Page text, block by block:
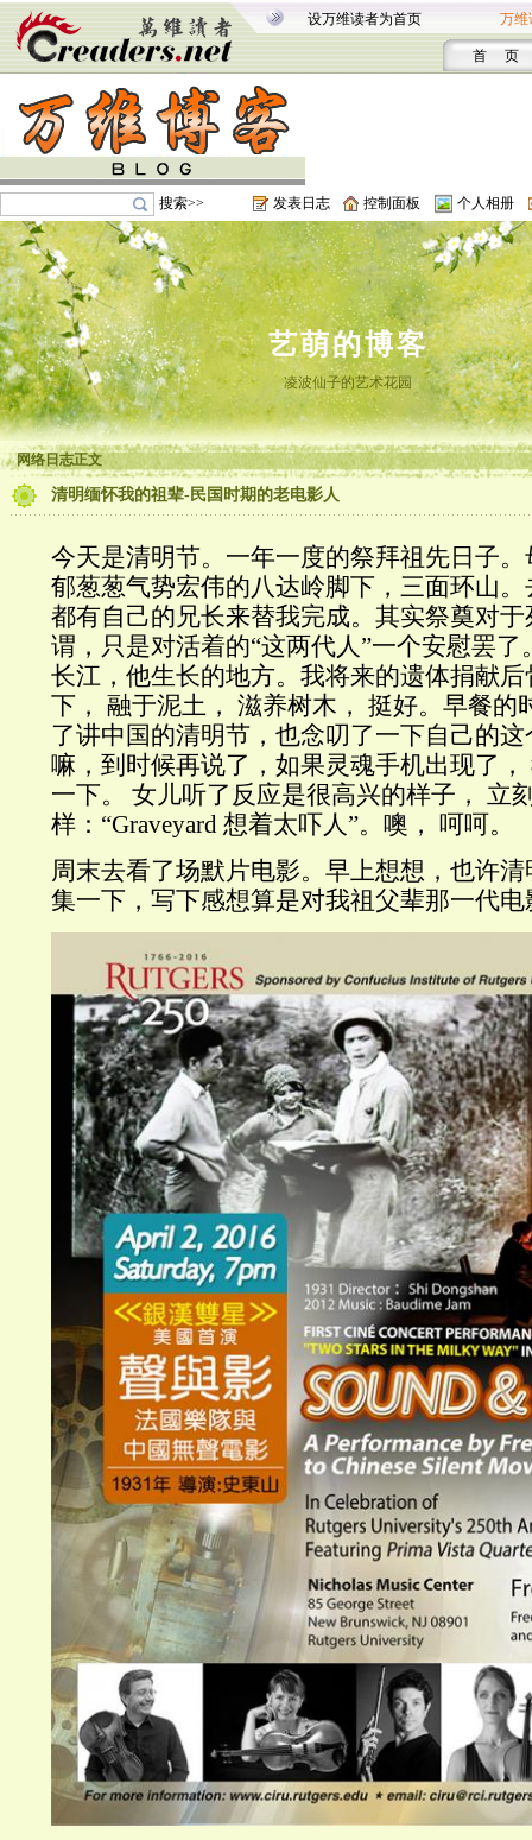
设万维读者为首页 万维
首 页
搜索>> 发表日志 控制面板 个人相册
艺萌的博客
凌波仙子的艺术花园
网络日志正文
清明缅怀我的祖辈-民国时期的老电影人
今天是清明节。一年一度的祭拜祖先日子
郁葱葱气势宏伟的八达岭脚下，三面环山
都有自己的兄长来替我完成。其实祭奠对
谓，只是对活着的“这两代人”一个安慰罢
长江，他生长的地方。我将来的遗体捐献
下， 融于泥土， 滋养树木， 挺好。早餐的
了讲中国的清明节，也念叨了一下自己的
嘛，到时候再说了，如果灵魂手机出现了
一下。 女儿听了反应是很高兴的样子， 立
样：“Graveyard 想着太吓人”。噢， 呵呵。
周末去看了场默片电影。早上想想，也许
集一下，写下感想算是对我祖父辈那一代